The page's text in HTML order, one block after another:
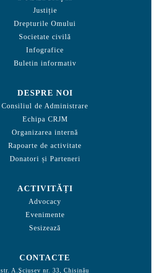
Justiție
Drepturile Omului
Societate civilă
Infografice
Buletin informativ
DESPRE NOI
Consiliul de Administrare
Echipa CRJM
Organizarea internă
Rapoarte de activitate
Donatori și Parteneri
ACTIVITĂȚI
Advocacy
Evenimente
Sesizează
CONTACTE
str. A.Şciusev nr. 33, Chișinău